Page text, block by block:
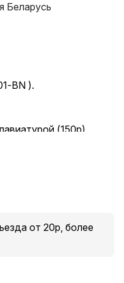
Беларусь
BN ).
(150р),
недель.
от 20р, более